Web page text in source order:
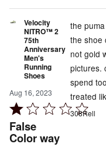
Velocity
NITRO™ 2
75th
Anniversary
Men's
Running
Shoes
Aug 16, 2023
Rated
1
out
False
Color way
the
the shoe
not gold
pictures.
spend
treated
308Rell